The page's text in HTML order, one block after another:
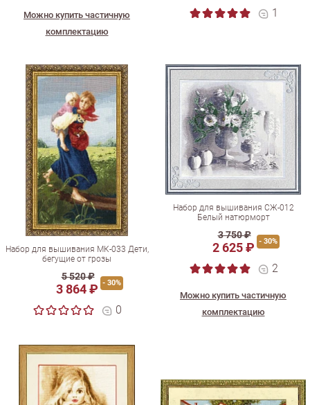
Можно купить частичную
комплектацию
1
Набор для вышивания МК-033 Дети,
бегущие от грозы
5 520 ₽
3 864 ₽ - 30%
0
Набор для вышивания СЖ-012
Белый натюрморт
3 750 ₽
2 625 ₽ - 30%
2
Можно купить частичную
комплектацию